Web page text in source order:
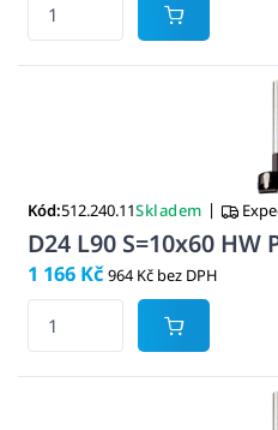
Kód:512.240.11Skladem |
D24 L90 S=10x60 HW
1 166 Kč 964 Kč bez DPH